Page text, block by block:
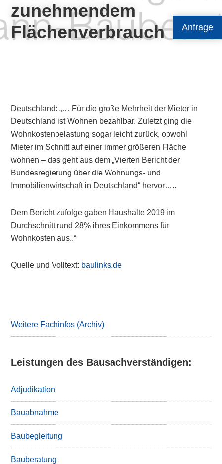
Anfrage
zunehmendem
Flächenverbrauch
Deutschland: „… Für die große Mehrheit der Mieter in
Deutschland ist Wohnen bezahlbar. Zuletzt ging die
Wohnkostenbelastung sogar leicht zurück, obwohl
Mieter im Schnitt auf einer immer größeren Fläche
wohnen – das geht aus dem „Vierten Bericht der
Bundesregierung über die Wohnungs- und
Immobilienwirtschaft in Deutschland“ hervor…..
Dem Bericht zufolge gaben Haushalte 2019 im
Durchschnitt rund 28% ihres Einkommens für
Wohnkosten aus..“
Quelle und Volltext: baulinks.de
Weitere Fachinfos (Archiv)
Leistungen des Bausachverständigen:
Adjudikation
Bauabnahme
Baubegleitung
Bauberatung